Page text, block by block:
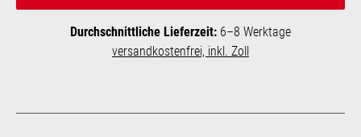
Durchschnittliche Lieferzeit: 6–8 Werktage
versandkostenfrei, inkl. Zoll